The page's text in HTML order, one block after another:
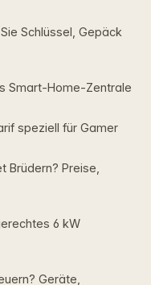
Schlüssel, Gepäck
Smart‑Home‑Zentrale
speziell für Gamer
Brüdern? Preise,
6 kW
Geräte,